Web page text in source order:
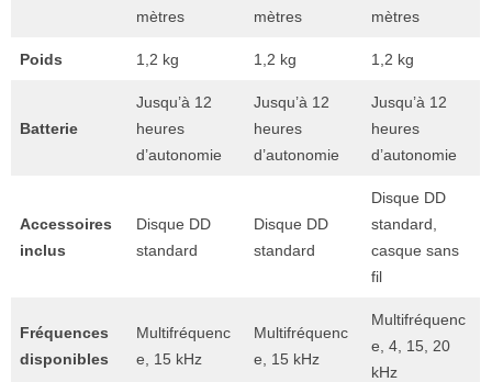
mètres
mètres
mètres
Poids 1,2 kg 1,2 kg 1,2 kg
Batterie
Jusqu’à 12
heures
d’autonomie
Jusqu’à 12
heures
d’autonomie
Jusqu’à 12
heures
d’autonomie
Accessoires
inclus
Disque DD
standard
Disque DD
standard
Disque DD
standard,
casque sans
fil
Fréquences
disponibles
Multifréquenc
e, 15 kHz
Multifréquenc
e, 15 kHz
Multifréquenc
e, 4, 15, 20
kHz